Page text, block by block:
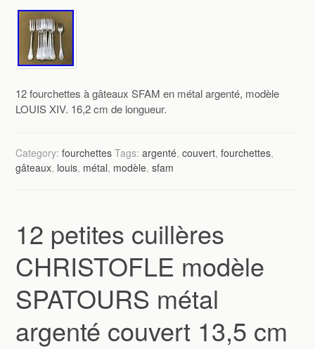
12 fourchettes à gâteaux SFAM en métal argenté, modèle
LOUIS XIV. 16,2 cm de longueur.
Category:fourchettes Tags:argenté,couvert,fourchettes,
gâteaux, louis, métal, modèle,sfam
12 petites cuillères
CHRISTOFLE modèle
SPATOURS métal
argenté couvert 13,5 cm